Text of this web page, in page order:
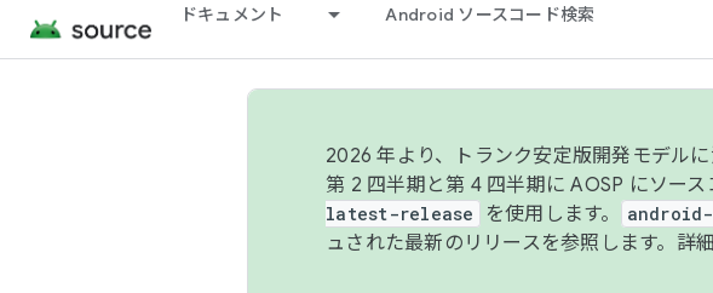
ドキュメント Android ソースコード検索
2026 年より、トランク安定版開発モデル
第 2 四半期と第 4 四半期に AOSP にソー
latest-release
を使用します。
ュされた最新のリリースを参照します。詳